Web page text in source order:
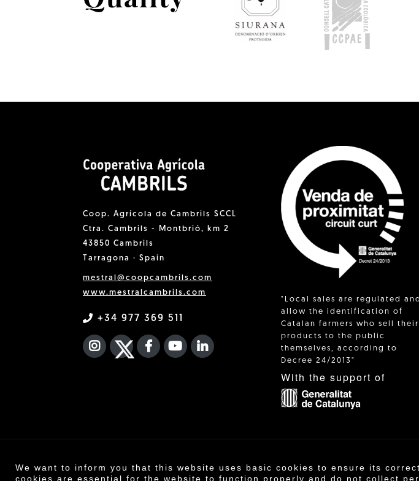
We want to inform you that this website uses basic cookies to ensure its
cookies are essential for the website to function properly and do not collect
Coop. Agrícola de Cambrils SCCL
Ctra. Cambrils - Montbrió, km 2
43850 Cambrils
Tarragona · Spain
mestral@coopcambrils.com
www.mestralcambrils.com
+34 977 369 511
INSTAGRAM
TWITTER
FACEBOOK F
YOUTUBEFA LINKEDIN IN
"Local sales are regulated and
allow the identification of
Catalan farmers who sell their
products to the public
themselves, according to
Decree 24/2013"
With the support of
Cooperativa Agrícola de